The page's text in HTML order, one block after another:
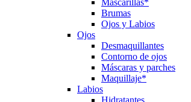
Mascarillas*
Brumas
Ojos y Labios
Ojos
Desmaquillantes
Contorno de ojos
Máscaras y parches
Maquillaje*
Labios
Hidratantes